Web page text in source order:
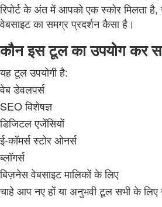
रिपोर्ट के अंत में आपको एक स्कोर मिलता
वेबसाइट का समग्र प्रदर्शन कैसा है।
कौन इस टूल का उपयोग कर
यह टूल उपयोगी है:
वेब डेवलपर्स
SEO विशेषज्ञ
डिजिटल एजेंसियों
ई‑कॉमर्स स्टोर ओनर्स
ब्लॉगर्स
बिज़नेस वेबसाइट मालिकों के लिए
चाहे आप नए हों या अनुभवी टूल सभी के